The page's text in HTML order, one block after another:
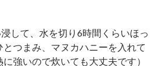
して、水を切り6時間くらいほっ
つまみ、マヌカハニーを入れて
強いので炊いても大丈夫です）